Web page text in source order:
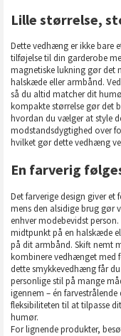
Lille størrelse,
Dette vedhæng er ikke bare
tilføjelse til din garderobe
magnetiske lukning gør det
halskæde eller armbånd.
så du altid matcher dit
kompakte størrelse gør det
hvordan du vælger at style
modstandsdygtighed over
hvilket gør dette vedhæng
En farverig
Det farverige design giver
mens den alsidige brug gør
enhver modebevidst
midtpunkt på en halskæde
på dit armbånd. Skift nemt
kombinere vedhænget med
dette smykkevedhæng får
personlige stil på mange
igennem – én
fleksibiliteten til at tilpasse
humør.
For lignende produkter,